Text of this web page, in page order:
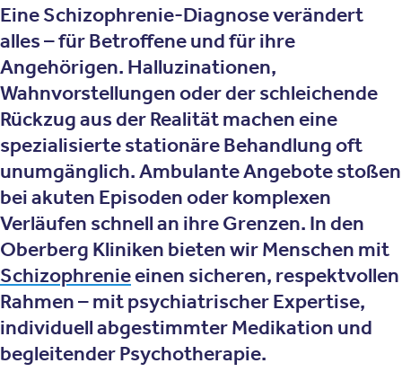
Eine Schizophrenie-Diagnose verändert
alles – für Betroffene und für ihre
Angehörigen. Halluzinationen,
Wahnvorstellungen oder der schleichende
Rückzug aus der Realität machen eine
spezialisierte stationäre Behandlung oft
unumgänglich. Ambulante Angebote stoßen
bei akuten Episoden oder komplexen
Verläufen schnell an ihre Grenzen. In den
Oberberg Kliniken bieten wir Menschen mit
Schizophrenieeinen sicheren, respektvollen
Rahmen – mit psychiatrischer Expertise,
individuell abgestimmter Medikation und
begleitender Psychotherapie.